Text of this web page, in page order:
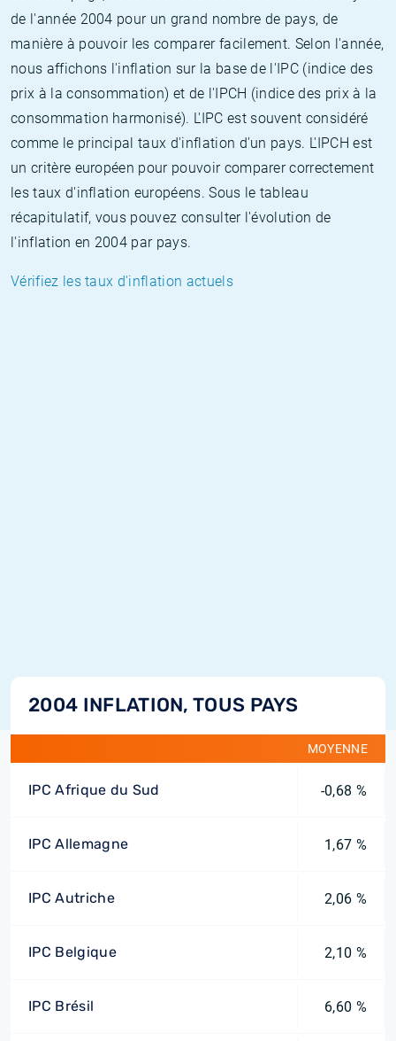
de l'année 2004 pour un grand nombre de pays, de
manière à pouvoir les comparer facilement. Selon l'année,
nous affichons l'inflation sur la base de l'IPC (indice des
prix à la consommation) et de l'IPCH (indice des prix à la
consommation harmonisé). L'IPC est souvent considéré
comme le principal taux d'inflation d'un pays. L'IPCH est
un critère européen pour pouvoir comparer correctement
les taux d'inflation européens. Sous le tableau
récapitulatif, vous pouvez consulter l'évolution de
l'inflation en 2004 par pays.
Vérifiez les taux d'inflation actuels
2004 INFLATION, TOUS PAYS
MOYENNE
IPC Afrique du Sud -0,68 %
IPC Allemagne 1,67 %
IPC Autriche 2,06 %
IPC Belgique 2,10 %
IPC Brésil 6,60 %